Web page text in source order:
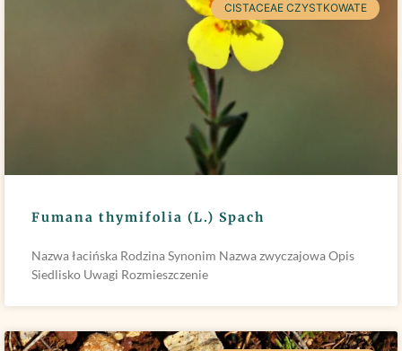
CISTACEAE CZYSTKOWATE
Fumana thymifolia (L.) Spach
Nazwa łacińska Rodzina Synonim Nazwa zwyczajowa Opis
Siedlisko Uwagi Rozmieszczenie